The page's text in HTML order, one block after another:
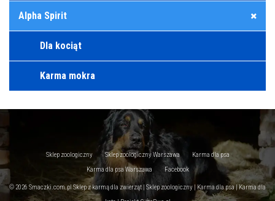
Alpha Spirit
Dla kociąt
Karma mokra
Sklep zoologiczny Sklep zoologiczny Warszawa
Karma dla psa
Karma dla psa Warszawa
Facebook
© 2026 Smaczki.com.pl Sklep z karmą dla zwierząt | Sklep zoologiczny | Karma dla psa | Karma dla